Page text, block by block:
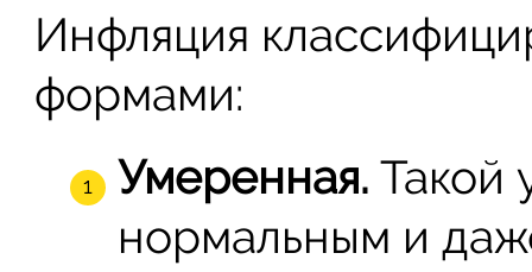
Инфляция
формами:
Умеренная. Такой
нормальным и